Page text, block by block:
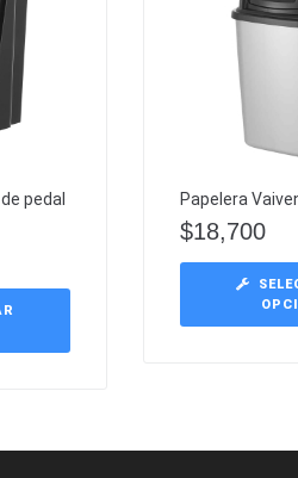
pedal
Papelera
$18,700